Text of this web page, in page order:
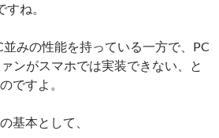
ね。
みの性能を持っている一方で、PC
ンがスマホでは実装できない、と
ですよ。
基本として、